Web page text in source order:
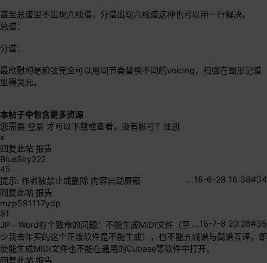
甚至总谱里不出现六线谱，分谱出现六线谱这种也可以用一行解决。
总谱：
分谱：
最欣慰的是和弦完全可以用同节奏替换不同的voicing，扫弦在图形记谱
里得哭死。
本帖子中包含更多资源
您需要 登录 才可以下载或查看，没有帐号？ 注册
x
回复此帖 报告
BlueSky222
45
#34
18-6-28 16:38
…
提示: 作者被禁止或删除 内容自动屏蔽
回复此帖 报告
mzp591117ydp
91
#35
18-7-8 20:28
…
JP－Word有个致命的问题：不能生成MIDI文件（至
少我去年买的这个正版软件是不能生成），也不能五线谱与简谱互译，即
使能生成MIDI文件也不能在通用的Cubase等软件中打开。
回复此帖 报告